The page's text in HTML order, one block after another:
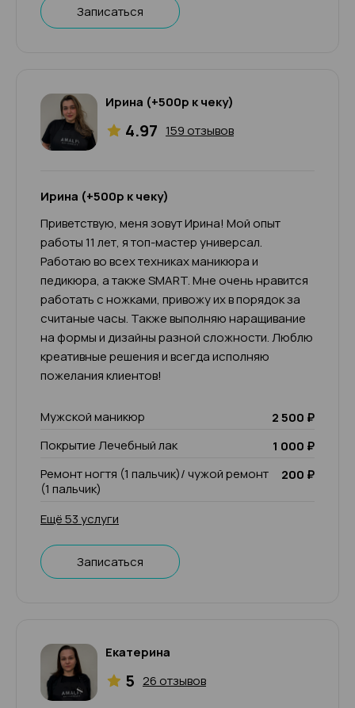
Записаться
Ирина (+500р к чеку)
4.97 159 отзывов
Ирина (+500р к чеку)
Приветствую, меня зовут Ирина! Мой опыт
работы 11 лет, я топ-мастер универсал.
Работаю во всех техниках маникюра и
педикюра, а также SMART. Мне очень нравится
работать с ножками, привожу их в порядок за
считаные часы. Также выполняю наращивание
на формы и дизайны разной сложности. Люблю
креативные решения и всегда исполняю
пожелания клиентов!
Мужской маникюр
2 500 ₽
Покрытие Лечебный лак
1 000 ₽
Ремонт ногтя (1 пальчик)/ чужой ремонт
(1 пальчик)
200 ₽
Ещё 53 услуги
Записаться
Екатерина
5 26 отзывов